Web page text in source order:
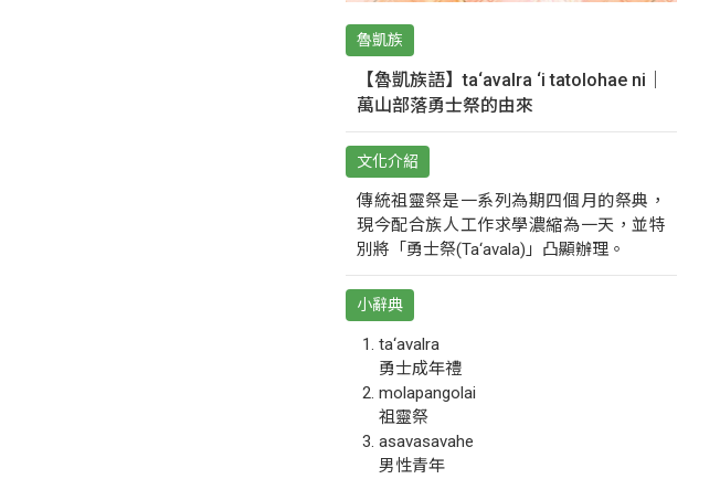
魯凱族
【魯凱族語】ta‘avalra ‘i tatolohae ni｜
萬山部落勇士祭的由來
文化介紹
傳統祖靈祭是一系列為期四個月的祭典，
現今配合族人工作求學濃縮為一天，並特
別將「勇士祭(Ta‘avala)」凸顯辦理。
小辭典
ta‘avalra
勇士成年禮
molapangolai
祖靈祭
asavasavahe
男性青年